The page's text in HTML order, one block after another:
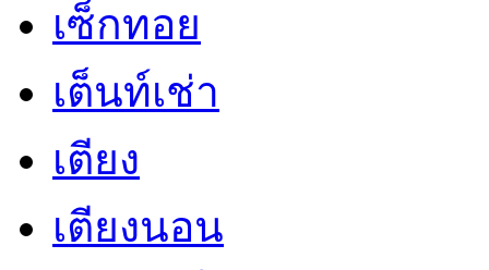
เซ็กทอย
เต็นท์เช่า
เตียง
เตียงนอน